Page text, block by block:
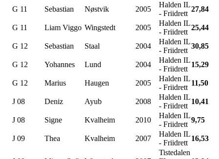
G 11 Sebastian Nøstvik 2005
Halden IL
- Friidrett
27,84
G 11 Liam Viggo Wingstedt 2005
Halden IL
- Friidrett
25,44
G 12 Sebastian Staal 2004
Halden IL
- Friidrett
30,85
G 12 Yohannes Lund 2004
Halden IL
- Friidrett
15,29
G 12 Marius Haugen 2005
Halden IL
- Friidrett
11,50
J 08 Deniz Ayub 2008
Halden IL
- Friidrett
10,41
J 08 Signe Kvalheim 2010
Halden IL
- Friidrett
9,75
J 09 Thea Kvalheim 2007
Halden IL
- Friidrett
16,53
Tistedalen